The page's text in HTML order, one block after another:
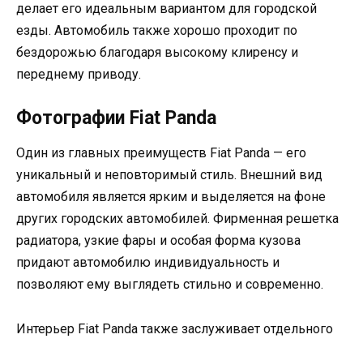
делает его идеальным вариантом для городской
езды. Автомобиль также хорошо проходит по
бездорожью благодаря высокому клиренсу и
переднему приводу.
Фотографии Fiat Panda
Один из главных преимуществ Fiat Panda — его
уникальный и неповторимый стиль. Внешний вид
автомобиля является ярким и выделяется на фоне
других городских автомобилей. Фирменная решетка
радиатора, узкие фары и особая форма кузова
придают автомобилю индивидуальность и
позволяют ему выглядеть стильно и современно.
Интерьер Fiat Panda также заслуживает отдельного